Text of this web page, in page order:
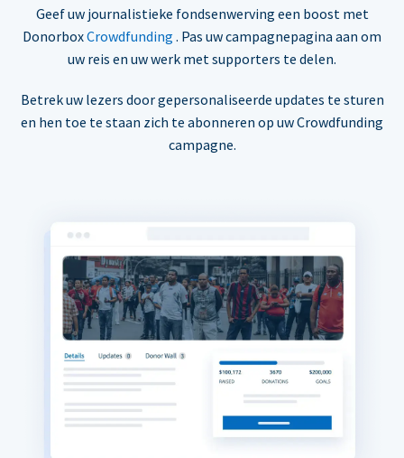
Geef uw journalistieke fondsenwerving een boost met
DonorboxCrowdfunding . Pas uw campagnepagina aan om
uw reis en uw werk met supporters te delen.
Betrek uw lezers door gepersonaliseerde updates te sturen
en hen toe te staan zich te abonneren op uw Crowdfunding
campagne.